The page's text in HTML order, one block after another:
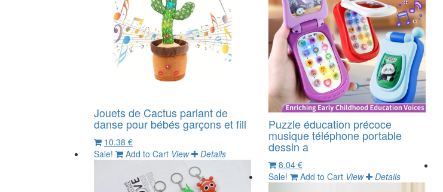
Jouets de Cactus parlant de
danse pour bébés garçons et fill
10.38 €
Puzzle éducation précoce
musique téléphone portable
dessin a
8.04 €
Sale! Add to Cart View Details
Sale! Add to Cart View Details